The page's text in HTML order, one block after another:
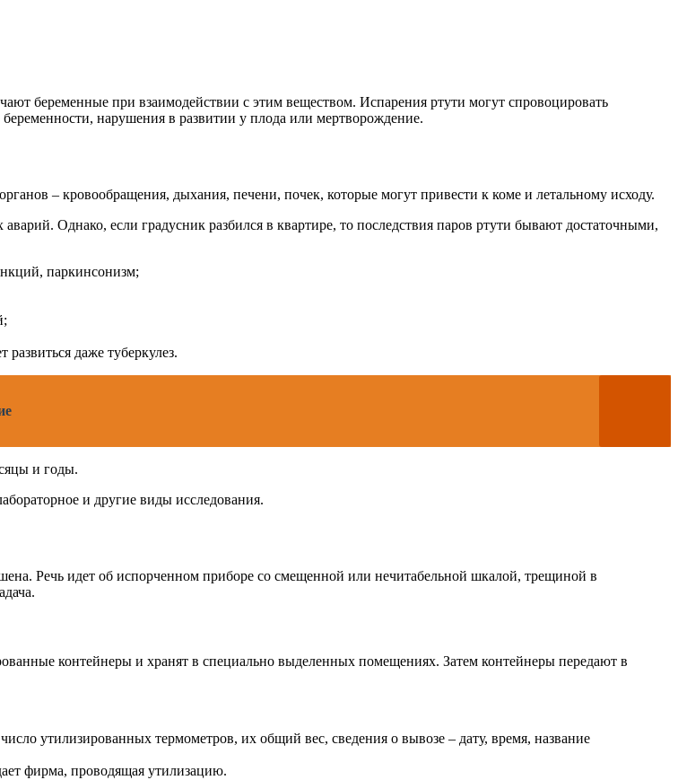
беременные при взаимодействии с этим веществом. Испарения ртути могут спровоцировать
нарушения в развитии у плода или мертворождение.
– кровообращения, дыхания, печени, почек, которые могут привести к коме и летальному исходу.
Однако, если градусник разбился в квартире, то последствия паров ртути бывают достаточными,
паркинсонизм;
даже туберкулез.
и годы.
и другие виды исследования.
Речь идет об испорченном приборе со смещенной или нечитабельной шкалой, трещиной в
контейнеры и хранят в специально выделенных помещениях. Затем контейнеры передают в
утилизированных термометров, их общий вес, сведения о вывозе – дату, время, название
фирма, проводящая утилизацию.